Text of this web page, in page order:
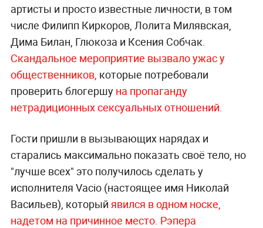
артисты и просто известные личности, в том
числе Филипп Киркоров, Лолита Милявская,
Дима Билан, Глюкоза и Ксения Собчак.
Скандальное мероприятие вызвало ужас у
общественников, которые потребовали
проверить блогершу на пропаганду
нетрадиционных сексуальных отношений.
Гости пришли в вызывающих нарядах и
старались максимально показать своё тело, но
"лучше всех" это получилось сделать у
исполнителя Vacio (настоящее имя Николай
Васильев), который явился в одном носке,
надетом на причинное место. Рэпера